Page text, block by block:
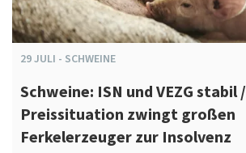
29JULI - SCHWEINE
Schweine: ISN und VEZG stabil /
Preissituation zwingt großen
Ferkelerzeuger zur Insolvenz